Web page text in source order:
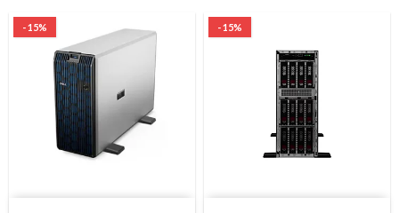
- 15% - 15%